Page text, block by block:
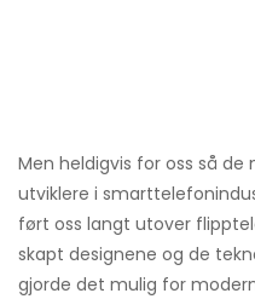
Men heldigvis for oss så
utviklere i
ført oss langt utover
skapt designene og de
gjorde det mulig for